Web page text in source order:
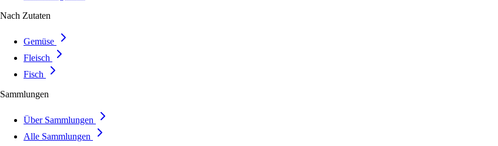
Nach Zutaten
Gemüse
Fleisch
Fisch
Sammlungen
Über Sammlungen
Alle Sammlungen